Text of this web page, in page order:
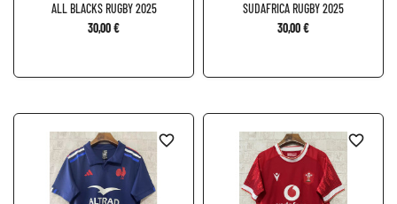
ALL BLACKS RUGBY 2025
30,00 €
SUDAFRICA RUGBY 2025
30,00 €
favorite_border favorite_border